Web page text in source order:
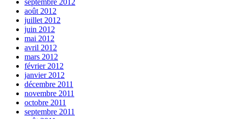
septembre 2012
août 2012
juillet 2012
juin 2012
mai 2012
avril 2012
mars 2012
février 2012
janvier 2012
décembre 2011
novembre 2011
octobre 2011
septembre 2011